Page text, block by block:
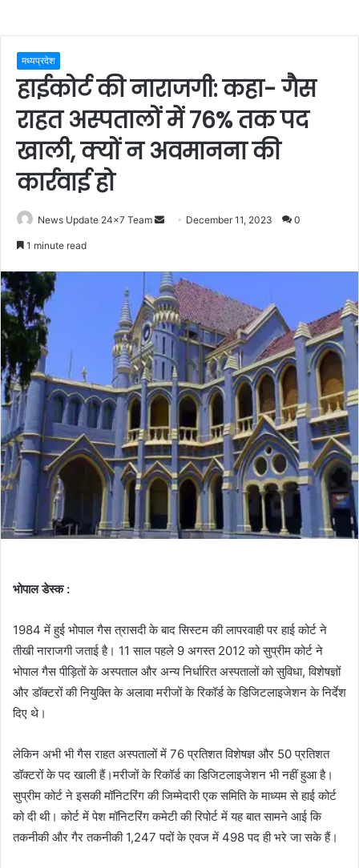
मध्यप्रदेश
हाईकोर्ट की नाराजगी: कहा- गैस
राहत अस्पतालों में 76% तक पद
खाली, क्यों न अवमानना की
कार्रवाई हो
News Update 24x7 Team
Send December 11, 2023 0
1 minute read
भोपाल डेस्क :
1984 में हुई भोपाल गैस त्रासदी के बाद सिस्टम की लापरवाही पर हाई कोर्ट ने
तीखी नाराजगी जताई है। 11 साल पहले 9 अगस्त 2012 को सुप्रीम कोर्ट ने
भोपाल गैस पीड़ितों के अस्पताल और अन्य निर्धारित अस्पतालों को सुविधा, विशेषज्ञों
और डॉक्टरों की नियुक्ति के अलावा मरीजों के रिकॉर्ड के डिजिटलाइजेशन के निर्देश
दिए थे।
लेकिन अभी भी गैस राहत अस्पतालों में 76 प्रतिशत विशेषज्ञ और 50 प्रतिशत
डॉक्टरों के पद खाली हैं।मरीजों के रिकॉर्ड का डिजिटलाइजेशन भी नहीं हुआ है।
सुप्रीम कोर्ट ने इसकी मॉनिटरिंग की जिम्मेदारी एक समिति के माध्यम से हाई कोर्ट
को दी थी। कोर्ट में पेश मॉनिटरिंग कमेटी की रिपोर्ट में यह बात सामने आई कि
तकनीकी और गैर तकनीकी 1,247 पदों के एवज में 498 पद ही भरे जा सके हैं।